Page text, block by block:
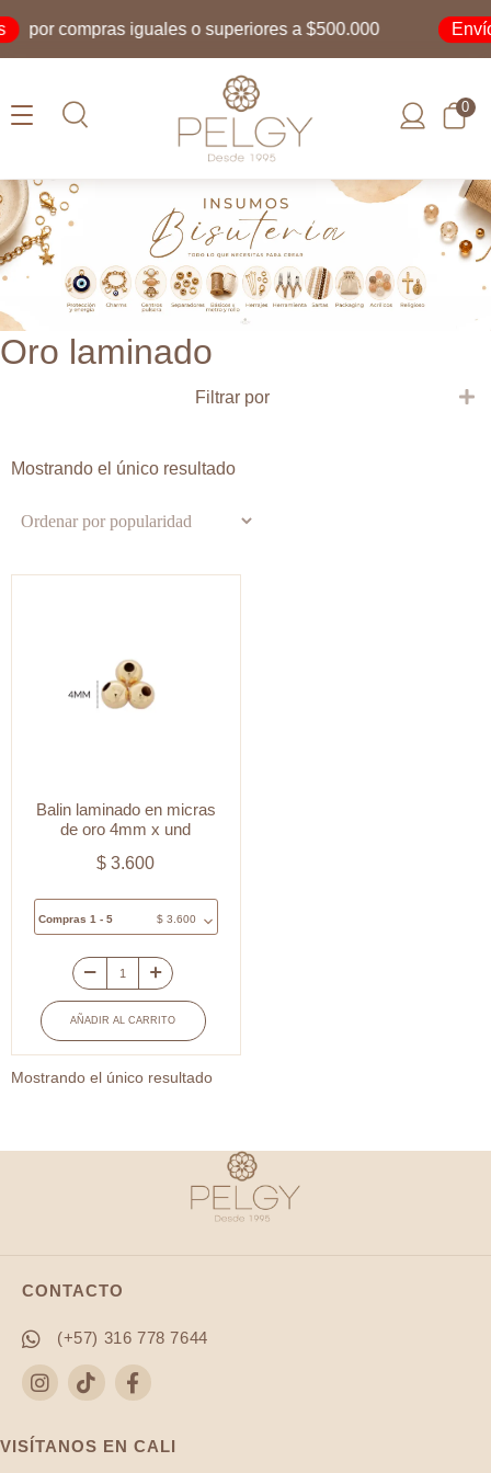
por compras iguales o superiores a $500.000
0
Oro laminado
Filtrar por
Mostrando el único resultado
Balin laminado en micras
de oro 4mm x und
$ 3.600
Compras 1 - 5 $3.600
Balin
laminado
en
micras
4mm
AÑADIR AL CARRITO
Mostrando el único resultado
CONTACTO
(+57) 316 778 7644
VISÍTANOS EN CALI